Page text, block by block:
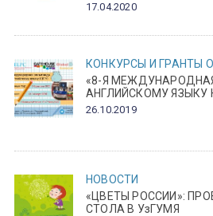
17.04.2020
КОНКУРСЫ И ГРАНТЫ
«8-Я
АНГЛИЙСКОМУ ЯЗЫКУ
26.10.2019
НОВОСТИ
«ЦВЕТЫ РОССИИ»:
СТОЛА В УзГУМЯ